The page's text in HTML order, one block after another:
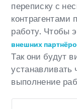
переписку с
контрагентами
работу. Чтобы
внешних
Так они будут
устанавливать
выполнение